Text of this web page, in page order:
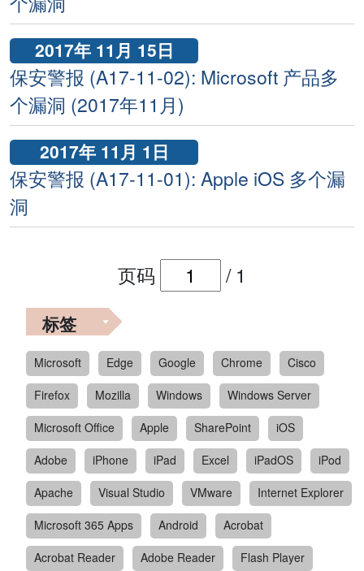
2017年 11月 15日
保安警报 (A17-11-02): Microsoft 产品多
个漏洞 (2017年11月)
2017年 11月 1日
保安警报 (A17-11-01): Apple iOS 多个漏
洞
页码 / 1
标签
Microsoft Edge Google Chrome
Cisco
Firefox
Mozilla Windows
Windows Server
Microsoft Office
Apple SharePoint
iOS
Adobe
iPhone iPad Excel iPadOS
iPod
Apache
Visual Studio VMware
Internet Explorer
Microsoft 365 Apps
Android
Acrobat
Acrobat Reader
Adobe Reader
Flash Player